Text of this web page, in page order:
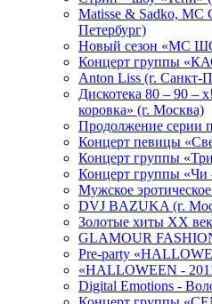
Matissе & Sadko, MC
Петербург)
Новый сезон «МС
Концерт группы
Anton Liss (г. Санкт-
Дискотека 80 – 90 –
коровка» (г. Москва)
Продолжение серии
Концерт певицы
Концерт группы
Концерт группы «Чи
Мужское
DVJ BAZUKA (г.
Золотые хиты XX
GLAMOUR
Pre-party
«HALLOWEEN -
Digital Emotions -